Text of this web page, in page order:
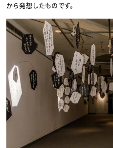
から発想したものです。